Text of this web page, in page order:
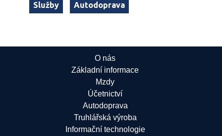
Služby Autodoprava
O nás
Základní informace
Mzdy
Účetnictví
Autodoprava
Truhlářská výroba
Informační technologie